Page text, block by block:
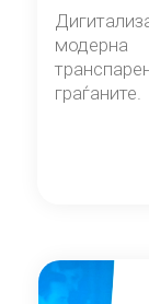
граѓаните.